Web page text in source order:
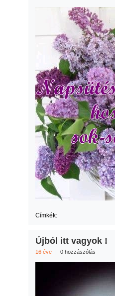
Címkék:
Újból itt vagyok !
16 éve | 0 hozzászólás